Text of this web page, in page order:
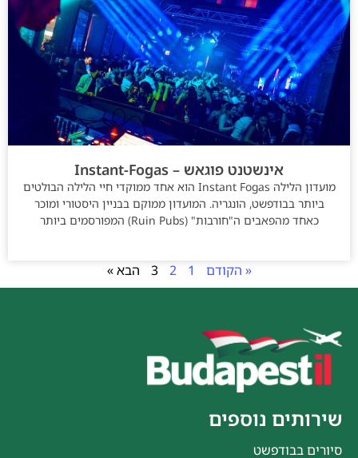
אינשטנט פוגאש – Instant-Fogas
מועדון הלילה Instant Fogas הוא אחד ממוקדי חיי הלילה הבולטים
ביותר בבודפשט, הונגריה. המועדון ממוקם בבניין היסטורי ומוכר
כאחד מהפאבים ה"חורבות" (Ruin Pubs) המפורסמים ביותר
« הקודם 1
2
3 הבא »
שירותים נוספים
סיורים בבודפשט